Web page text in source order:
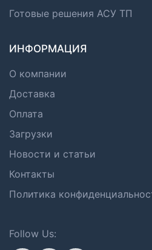
Готовые решения АСУ ТП
ИНФОРМАЦИЯ
О компании
Доставка
Оплата
Загрузки
Новости и статьи
Контакты
Политика
Follow Us: